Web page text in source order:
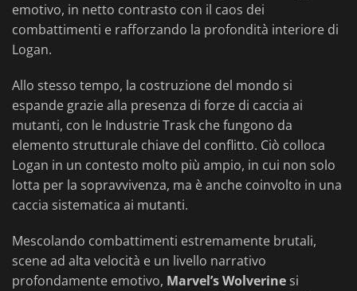
emotivo, in netto contrasto con il caos dei
combattimenti e rafforzando la profondità interiore di
Logan.
Allo stesso tempo, la costruzione del mondo si
espande grazie alla presenza di forze di caccia ai
mutanti, con le Industrie Trask che fungono da
elemento strutturale chiave del conflitto. Ciò colloca
Logan in un contesto molto più ampio, in cui non solo
lotta per la sopravvivenza, ma è anche coinvolto in una
caccia sistematica ai mutanti.
Mescolando combattimenti estremamente brutali,
scene ad alta velocità e un livello narrativo
profondamente emotivo, Marvel’s Wolverine si